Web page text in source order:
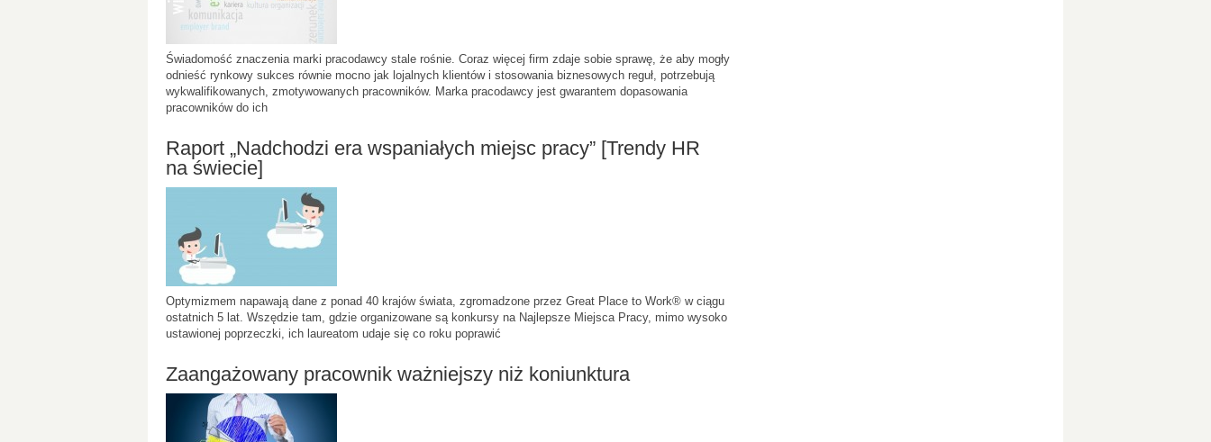
Świadomość znaczenia marki pracodawcy stale rośnie. Coraz więcej firm zdaje sobie sprawę, że aby mogły
odnieść rynkowy sukces równie mocno jak lojalnych klientów i stosowania biznesowych reguł, potrzebują
wykwalifikowanych, zmotywowanych pracowników. Marka pracodawcy jest gwarantem dopasowania
pracowników do ich
Raport „Nadchodzi era wspaniałych miejsc pracy” [Trendy HR
na świecie]
Optymizmem napawają dane z ponad 40 krajów świata, zgromadzone przez Great Place to Work® w ciągu
ostatnich 5 lat. Wszędzie tam, gdzie organizowane są konkursy na Najlepsze Miejsca Pracy, mimo wysoko
ustawionej poprzeczki, ich laureatom udaje się co roku poprawić
Zaangażowany pracownik ważniejszy niż koniunktura